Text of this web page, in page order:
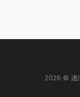
2026 © 递